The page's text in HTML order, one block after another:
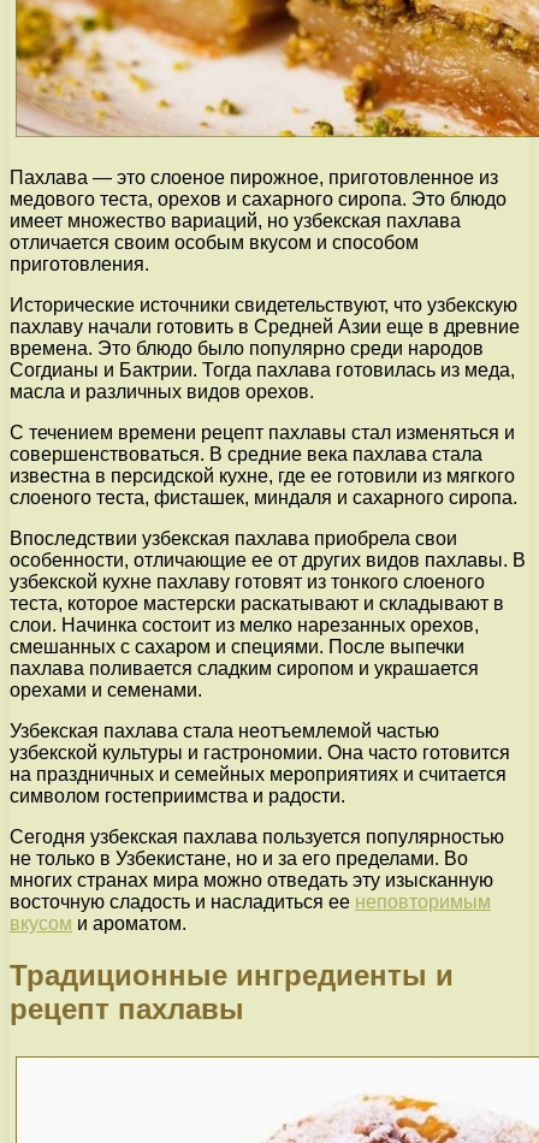
Пахлава — это слоеное пирожное, приготовленное из
медового теста, орехов и сахарного сиропа. Это блюдо
имеет множество вариаций, но узбекская пахлава
отличается своим особым вкусом и способом
приготовления.
Исторические источники свидетельствуют, что узбекскую
пахлаву начали готовить в Средней Азии еще в древние
времена. Это блюдо было популярно среди народов
Согдианы и Бактрии. Тогда пахлава готовилась из меда,
масла и различных видов орехов.
С течением времени рецепт пахлавы стал изменяться и
совершенствоваться. В средние века пахлава стала
известна в персидской кухне, где ее готовили из мягкого
слоеного теста, фисташек, миндаля и сахарного сиропа.
Впоследствии узбекская пахлава приобрела свои
особенности, отличающие ее от других видов пахлавы. В
узбекской кухне пахлаву готовят из тонкого слоеного
теста, которое мастерски раскатывают и складывают в
слои. Начинка состоит из мелко нарезанных орехов,
смешанных с сахаром и специями. После выпечки
пахлава поливается сладким сиропом и украшается
орехами и семенами.
Узбекская пахлава стала неотъемлемой частью
узбекской культуры и гастрономии. Она часто готовится
на праздничных и семейных мероприятиях и считается
символом гостеприимства и радости.
Сегодня узбекская пахлава пользуется популярностью
не только в Узбекистане, но и за его пределами. Во
многих странах мира можно отведать эту изысканную
восточную сладость и насладиться ее неповторимым
вкусом и ароматом.
Традиционные ингредиенты и
рецепт пахлавы